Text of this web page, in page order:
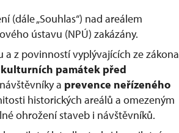
(dále „Souhlas“) nad areálem
ústavu (NPÚ) zakázány.
a z povinností vyplývajících ze zákona
památek před
a prevence neřízeného
historických areálů a omezeným
ohrožení staveb i návštěvníků.